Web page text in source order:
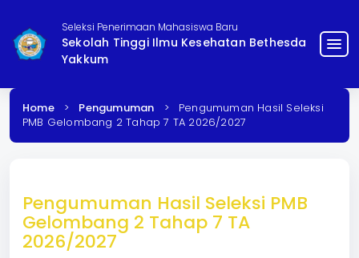
Seleksi Penerimaan Mahasiswa Baru
Sekolah Tinggi Ilmu Kesehatan Bethesda
Yakkum
menu
Home > Pengumuman >
Pengumuman Hasil Seleksi
PMB Gelombang 2 Tahap 7 TA 2026/2027
Pengumuman Hasil Seleksi PMB
Gelombang 2 Tahap 7 TA
2026/2027